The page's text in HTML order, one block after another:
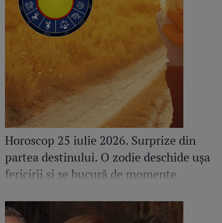
Horoscop 25 iulie 2026. Surprize din
partea destinului. O zodie deschide ușa
fericirii și se bucură de momente